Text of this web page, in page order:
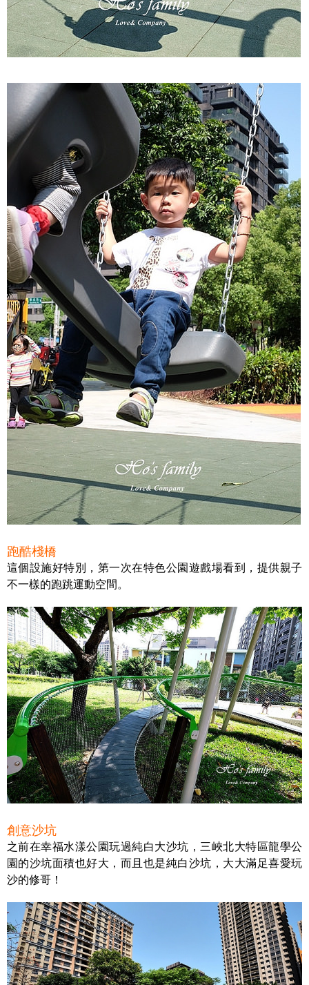
跑酷棧橋
這個設施好特別，第一次在特色公園遊戲場看到，提供親子
不一樣的跑跳運動空間。
創意沙坑
之前在幸福水漾公園玩過純白大沙坑，三峽北大特區龍學公
園的沙坑面積也好大，而且也是純白沙坑，大大滿足喜愛玩
沙的修哥！